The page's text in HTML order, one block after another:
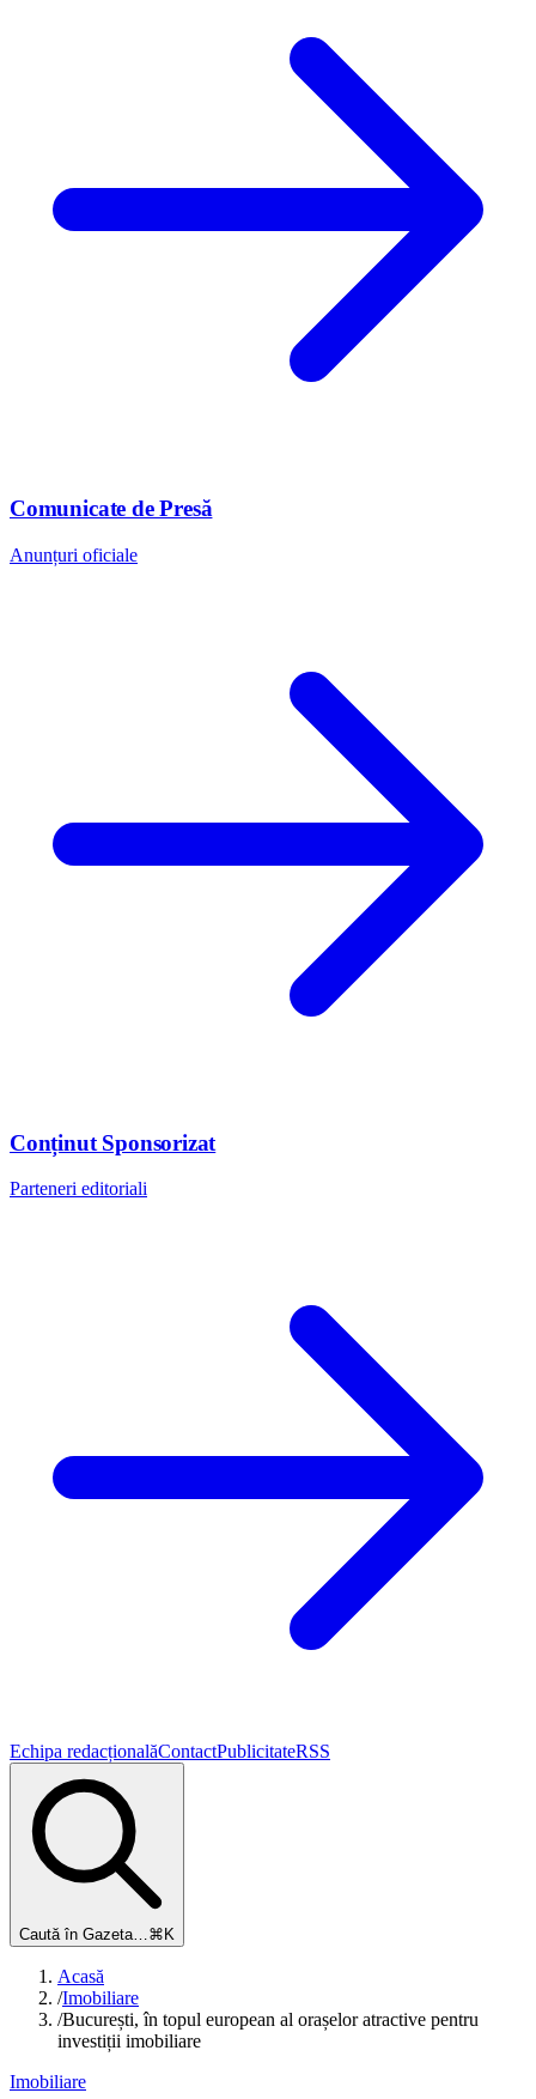
Comunicate de Presă
Anunțuri oficiale
Conținut Sponsorizat
Parteneri editoriali
Echipa redacționalăContactPublicitateRSS
Caută în Gazeta…⌘K
Acasă
/Imobiliare
/București, în topul european al orașelor atractive pentru
investiții imobiliare
Imobiliare